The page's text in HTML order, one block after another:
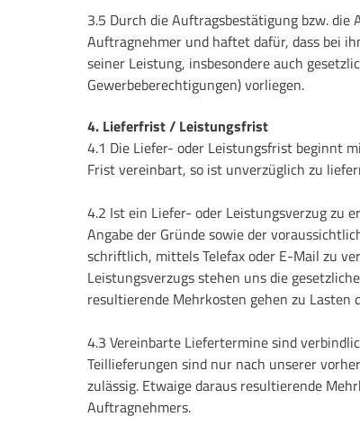
3.5 Durch die Auftragsbestätigung bzw.
Auftragnehmer und haftet dafür, dass bei
seiner Leistung, insbesondere auch
Gewerbeberechtigungen) vorliegen.
4. Lieferfrist / Leistungsfrist
4.1 Die Liefer- oder Leistungsfrist beginnt
Frist vereinbart, so ist unverzüglich zu
4.2 Ist ein Liefer- oder Leistungsverzug zu
Angabe der Gründe sowie der
schriftlich, mittels Telefax oder E-Mail zu
Leistungsverzugs stehen uns die
resultierende Mehrkosten gehen zu Lasten
4.3 Vereinbarte Liefertermine sind
Teillieferungen sind nur nach unserer
zulässig. Etwaige daraus resultierende
Auftragnehmers.